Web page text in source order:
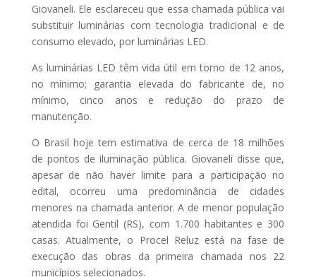
Giovaneli. Ele esclareceu que essa chamada pública vai
substituir luminárias com tecnologia tradicional e de
consumo elevado, por luminárias LED.
As luminárias LED têm vida útil em torno de 12 anos,
no mínimo; garantia elevada do fabricante de, no
mínimo, cinco anos e redução do prazo de
manutenção.
O Brasil hoje tem estimativa de cerca de 18 milhões
de pontos de iluminação pública. Giovaneli disse que,
apesar de não haver limite para a participação no
edital, ocorreu uma predominância de cidades
menores na chamada anterior. A de menor população
atendida foi Gentil (RS), com 1.700 habitantes e 300
casas. Atualmente, o Procel Reluz está na fase de
execução das obras da primeira chamada nos 22
municípios selecionados.